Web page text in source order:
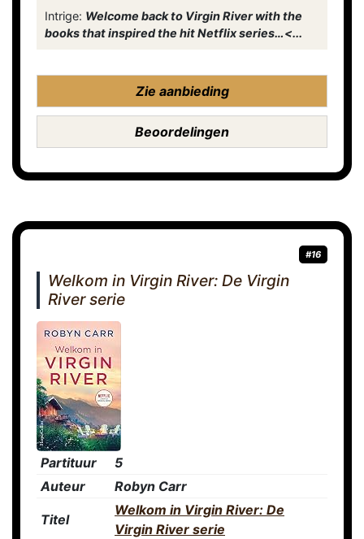
Intrige: Welcome back to Virgin River with the
books that inspired the hit Netflix series…<...
Zie aanbieding
Beoordelingen
#16
Welkom in Virgin River: De Virgin
River serie
Partituur
5
Auteur
Robyn Carr
Titel
Welkom in Virgin River: De
Virgin River serie